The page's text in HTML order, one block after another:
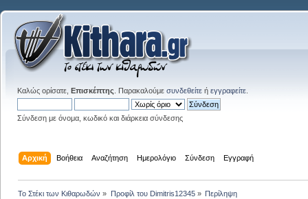
Καλώς ορίσατε, Επισκέπτης . Παρακαλούμε συνδεθείτε ή εγγραφείτε
Σύνδεση με όνομα, κωδικό και διάρκεια σύνδεσης
Αρχική Βοήθεια Αναζήτηση Ημερολόγιο Σύνδεση Εγγραφή
Το Στέκι των Κιθαρωδών » Προφίλ του Dimitris12345» Περίληψη